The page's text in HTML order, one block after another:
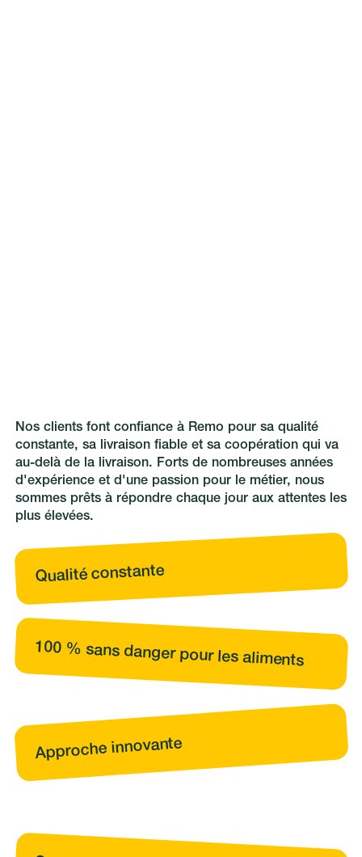
Nos clients font confiance à Remo pour sa qualité
constante, sa livraison fiable et sa coopération qui va
au-delà de la livraison. Forts de nombreuses années
d'expérience et d'une passion pour le métier, nous
sommes prêts à répondre chaque jour aux attentes les
plus élevées.
Qualité constante
100 % sans danger pour les aliments
Approche innovante